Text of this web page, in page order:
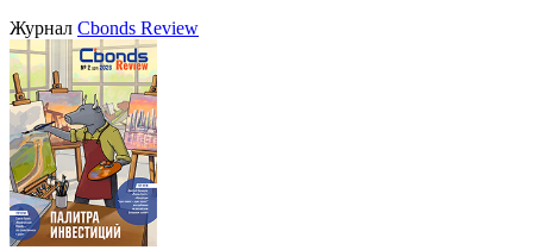
Журнал Cbonds Review